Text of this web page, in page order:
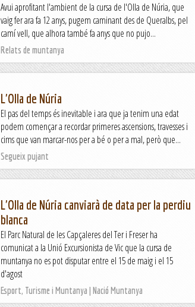
Avui aprofitant l'ambient de la cursa de l'Olla de Núria, que
vaig fer ara fa 12 anys, pugem caminant des de Queralbs, pel
camí vell, que alhora també fa anys que no pujo...
Relats de muntanya
L'Olla de Núria
El pas del temps és inevitable i ara que ja tenim una edat
podem començar a recordar primeres ascensions, travesses i
cims que van marcar-nos per a bé o per a mal, però que...
Segueix pujant
L'Olla de Núria canviarà de data per la perdiu
blanca
El Parc Natural de les Capçaleres del Ter i Freser ha
comunicat a la Unió Excursionista de Vic que la cursa de
muntanya no es pot disputar entre el 15 de maig i el 15
d'agost
Esport, Turisme i Muntanya | Nació Muntanya